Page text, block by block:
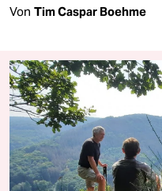
Von Tim Caspar Boehme